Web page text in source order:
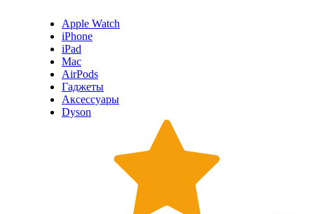
Apple Watch
iPhone
iPad
Mac
AirPods
Гаджеты
Аксессуары
Dyson